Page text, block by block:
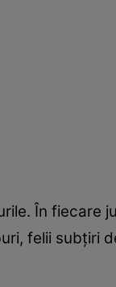
În fiecare
felii subţiri